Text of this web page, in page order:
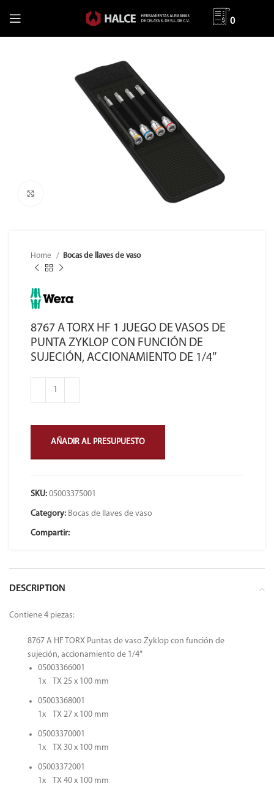
0
Home Bocas de llaves de vaso
8767 A TORX HF 1 JUEGO DE VASOS DE
PUNTA ZYKLOP CON FUNCIÓN DE
SUJECIÓN, ACCIONAMIENTO DE 1/4″
AÑADIR AL PRESUPUESTO
SKU: 05003375001
Category: Bocas de llaves de vaso
Compartir:
DESCRIPTION
Contiene 4 piezas:
8767 A HF TORX Puntas de vaso Zyklop con función de
sujeción, accionamiento de 1/4″
05003366001
1x TX 25 x 100 mm
05003368001
1x TX 27 x 100 mm
05003370001
1x TX 30 x 100 mm
05003372001
1x TX 40 x 100 mm